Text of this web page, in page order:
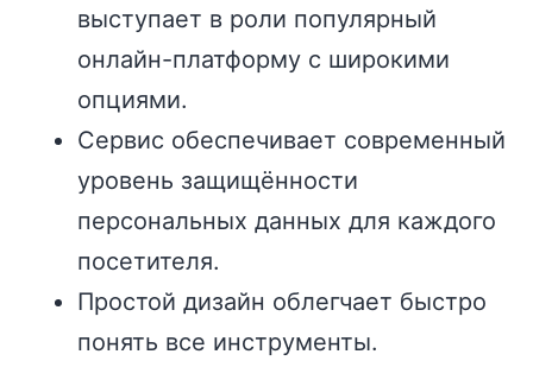
выступает в роли популярный
онлайн-платформу с широкими
опциями.
Сервис обеспечивает современный
уровень защищённости
персональных данных для каждого
посетителя.
Простой дизайн облегчает быстро
понять все инструменты.